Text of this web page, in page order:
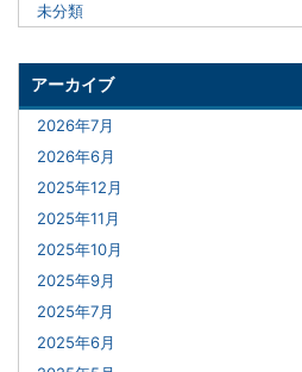
未分類
アーカイブ
2026年7月
2026年6月
2025年12月
2025年11月
2025年10月
2025年9月
2025年7月
2025年6月